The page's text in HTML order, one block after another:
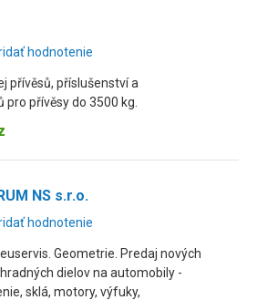
hodnotenie
přívěsů, příslušenství a
pro přívěsy do 3500 kg.
NS s.r.o.
hodnotenie
Geometrie. Predaj nových
dielov na automobily -
sklá, motory, výfuky,